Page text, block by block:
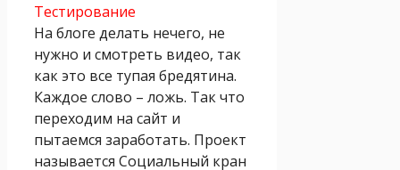
Тестирование
На блоге делать нечего, не
нужно и смотреть видео, так
как это все тупая бредятина.
Каждое слово – ложь. Так что
переходим на сайт и
пытаемся заработать. Проект
называется Социальный кран